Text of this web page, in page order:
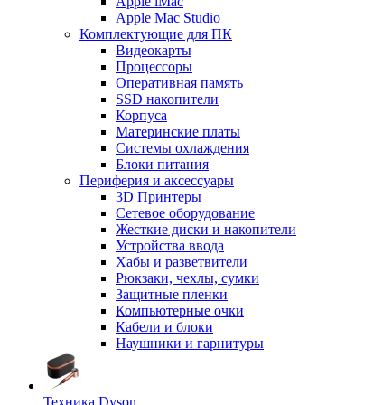
Apple Mac Studio
Комплектующие для ПК
Видеокарты
Процессоры
Оперативная память
SSD накопители
Корпуса
Материнские платы
Системы охлаждения
Блоки питания
Периферия и аксессуары
3D Принтеры
Сетевое оборудование
Жесткие диски и накопители
Устройства ввода
Хабы и разветвители
Рюкзаки, чехлы, сумки
Защитные пленки
Компьютерные очки
Кабели и блоки
Наушники и гарнитуры
Техника Dyson